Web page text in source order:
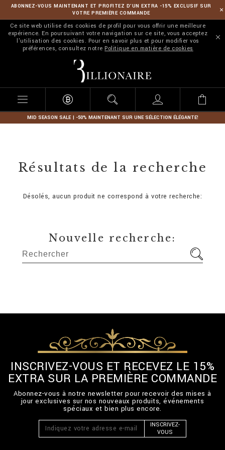
ABONNEZ-VOUS MAINTENANT ET PROFITEZ D’UN EXTRA -15% EXCLUSIF SUR
VOTRE PREMIÈRE COMMANDE
Ce site web utilise des cookies de profil pour vous offrir une meilleure
expérience. En poursuivant votre navigation sur ce site, vous acceptez
l'utilisation des cookies. Pour en savoir plus et pour modifier vos
préférences, consultez notre Politique en matière de cookies
l
l
o
n
MID SEASON SALE | -50% MAINTENANT SUR UNE SÉLECTION ÉLÉGANTE!
Résultats de la recherche
Désolés, aucun produit ne correspond à votre recherche:
Nouvelle recherche:
INSCRIVEZ-VOUS ET RECEVEZ LE 15%
EXTRA SUR LA PREMIÈRE COMMANDE
Abonnez-vous à notre newsletter pour recevoir des mises à
jour exclusives sur nos nouveaux produits, événements
spéciaux et bien plus encore.
INSCRIVEZ-
VOUS